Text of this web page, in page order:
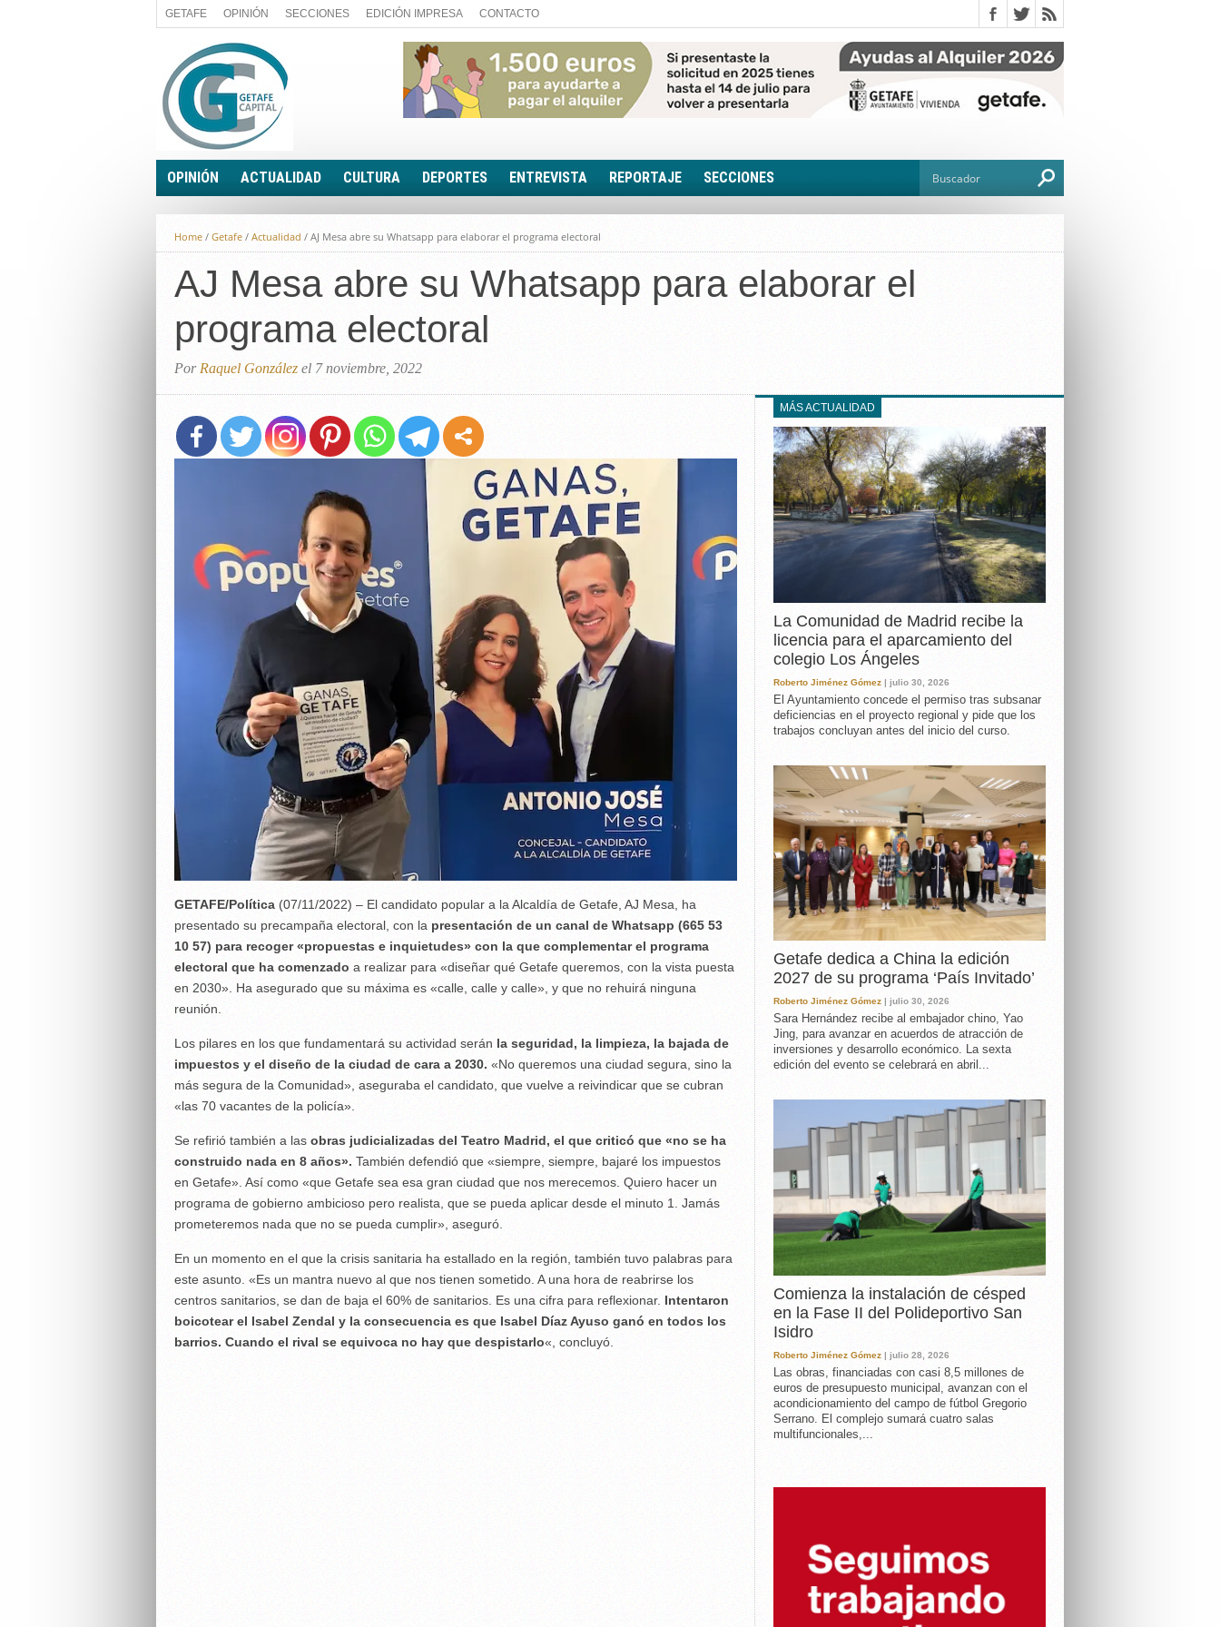
GETAFE OPINIÓN SECCIONES EDICIÓN IMPRESA CONTACTO
OPINIÓN
A FIN DE CUENTAS
PALABRA DE CONCEJAL
LA PIEDRA DE SÍSIFO
EL SACAPUNTAS
TODAS LAS BANDERAS
ROTAS
ACTUALIDAD
POLÍTICA
ECONOMÍA
SOCIEDAD
BREVES
CULTURA DEPORTES ENTREVISTA REPORTAJE SECCIONES
FOTONOTICIA
LOOK TOTAL
RINCÓN PSICOLÓGICO
LA VOZ DE LA
EXPERIENCIA
IN MEMORIAM
MEMORIA RECUPERADA
UN MINUTO EN EL
Home / Getafe / Actualidad / AJ Mesa abre su Whatsapp para elaborar el programa electoral
AJ Mesa abre su Whatsapp para elaborar el
programa electoral
Por Raquel González el 7 noviembre, 2022
GETAFE/Política (07/11/2022) – El candidato popular a la Alcaldía de Getafe, AJ Mesa, ha
presentado su precampaña electoral, con la presentación de un canal de Whatsapp (665 53
10 57) para recoger «propuestas e inquietudes» con la que complementar el programa
electoral que ha comenzado a realizar para «diseñar qué Getafe queremos, con la vista puesta
en 2030». Ha asegurado que su máxima es «calle, calle y calle», y que no rehuirá ninguna
reunión.
Los pilares en los que fundamentará su actividad serán la seguridad, la limpieza, la bajada de
impuestos y el diseño de la ciudad de cara a 2030. «No queremos una ciudad segura, sino la
más segura de la Comunidad», aseguraba el candidato, que vuelve a reivindicar que se cubran
«las 70 vacantes de la policía».
Se refirió también a las obras judicializadas del Teatro Madrid, el que criticó que «no se ha
construido nada en 8 años». También defendió que «siempre, siempre, bajaré los impuestos
en Getafe». Así como «que Getafe sea esa gran ciudad que nos merecemos. Quiero hacer un
programa de gobierno ambicioso pero realista, que se pueda aplicar desde el minuto 1. Jamás
prometeremos nada que no se pueda cumplir», aseguró.
En un momento en el que la crisis sanitaria ha estallado en la región, también tuvo palabras para
este asunto. «Es un mantra nuevo al que nos tienen sometido. A una hora de reabrirse los
centros sanitarios, se dan de baja el 60% de sanitarios. Es una cifra para reflexionar. Intentaron
boicotear el Isabel Zendal y la consecuencia es que Isabel Díaz Ayuso ganó en todos los
barrios. Cuando el rival se equivoca no hay que despistarlo«, concluyó.
MÁS ACTUALIDAD
La Comunidad de Madrid recibe la
licencia para el aparcamiento del
colegio Los Ángeles
Roberto Jiménez Gómez | julio 30, 2026
El Ayuntamiento concede el permiso tras subsanar
deficiencias en el proyecto regional y pide que los
trabajos concluyan antes del inicio del curso.
Getafe dedica a China la edición
2027 de su programa ‘País Invitado’
Roberto Jiménez Gómez | julio 30, 2026
Sara Hernández recibe al embajador chino, Yao
Jing, para avanzar en acuerdos de atracción de
inversiones y desarrollo económico. La sexta
edición del evento se celebrará en abril...
Comienza la instalación de césped
en la Fase II del Polideportivo San
Isidro
Roberto Jiménez Gómez | julio 28, 2026
Las obras, financiadas con casi 8,5 millones de
euros de presupuesto municipal, avanzan con el
acondicionamiento del campo de fútbol Gregorio
Serrano. El complejo sumará cuatro salas
multifuncionales,...